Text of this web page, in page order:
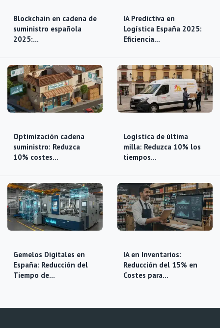
Blockchain en cadena de
suministro española
2025:…
IA Predictiva en
Logística España 2025:
Eficiencia…
Optimización cadena
suministro: Reduzca
10% costes…
Logística de última
milla: Reduzca 10% los
tiempos…
Gemelos Digitales en
España: Reducción del
Tiempo de…
IA en Inventarios:
Reducción del 15% en
Costes para…